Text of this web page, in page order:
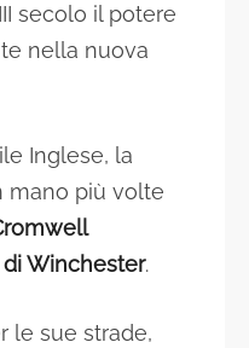
secolo il potere
nella nuova
Inglese, la
mano più volte
Winchester.
le sue strade,